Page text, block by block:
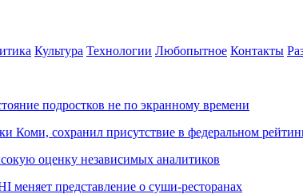
Культура Технологии Любопытное Контакты
подростков не по экранному времени
Коми, сохранил присутствие в федеральном
оценку независимых аналитиков
меняет представление о суши-ресторанах